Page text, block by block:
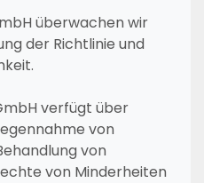
überwachen wir
der Richtlinie und
verfügt über
von
von
von Minderheiten